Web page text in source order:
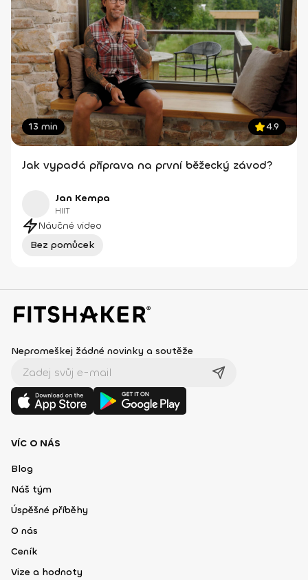
13 min 4.9
Jak vypadá příprava na první běžecký závod?
Jan Kempa
HIIT
Náučné video
Bez pomůcek
Nepromeškej žádné novinky a soutěže
VÍC O NÁS
Blog
Náš tým
Úspěšné příběhy
O nás
Ceník
Vize a hodnoty